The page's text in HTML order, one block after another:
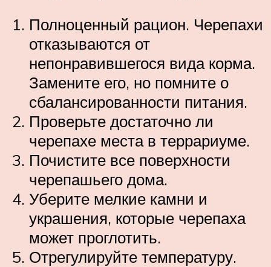
Полноценный рацион. Черепахи
отказываются от
непонравившегося вида корма.
Замените его, но помните о
сбалансированности питания.
Проверьте достаточно ли
черепахе места в террариуме.
Почистите все поверхности
черепашьего дома.
Уберите мелкие камни и
украшения, которые черепаха
может проглотить.
Отрегулируйте температуру.